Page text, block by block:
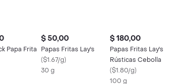
Papa Frita
$ 50,00
Papas Fritas Lay's
($1.67/g)
30 g
$ 180,00
Papas Fritas Lay's
Rústicas Cebolla
($1.80/g)
100 g